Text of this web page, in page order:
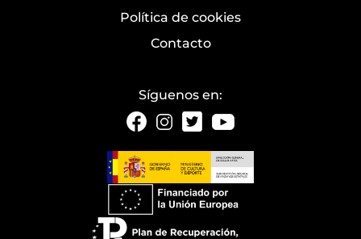
Política de cookies
Contacto
Síguenos en: